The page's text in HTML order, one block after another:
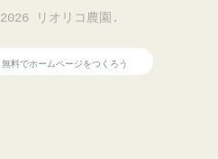
2026 リオリコ農園 .
AmebaOwnd
無料でホームページをつくろう